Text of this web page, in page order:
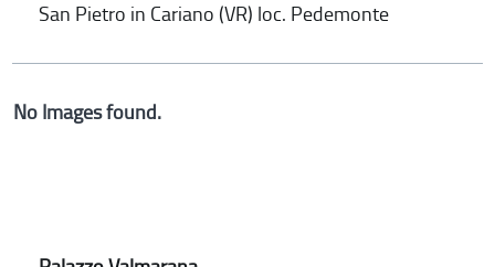
San Pietro in Cariano (VR) loc. Pedemonte
No Images found.